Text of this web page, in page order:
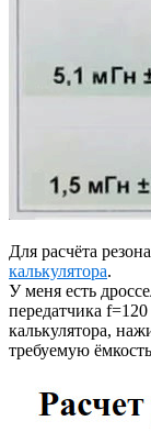
Для расчёта
калькулятора.
У меня есть
передатчика
калькулятора,
требуемую